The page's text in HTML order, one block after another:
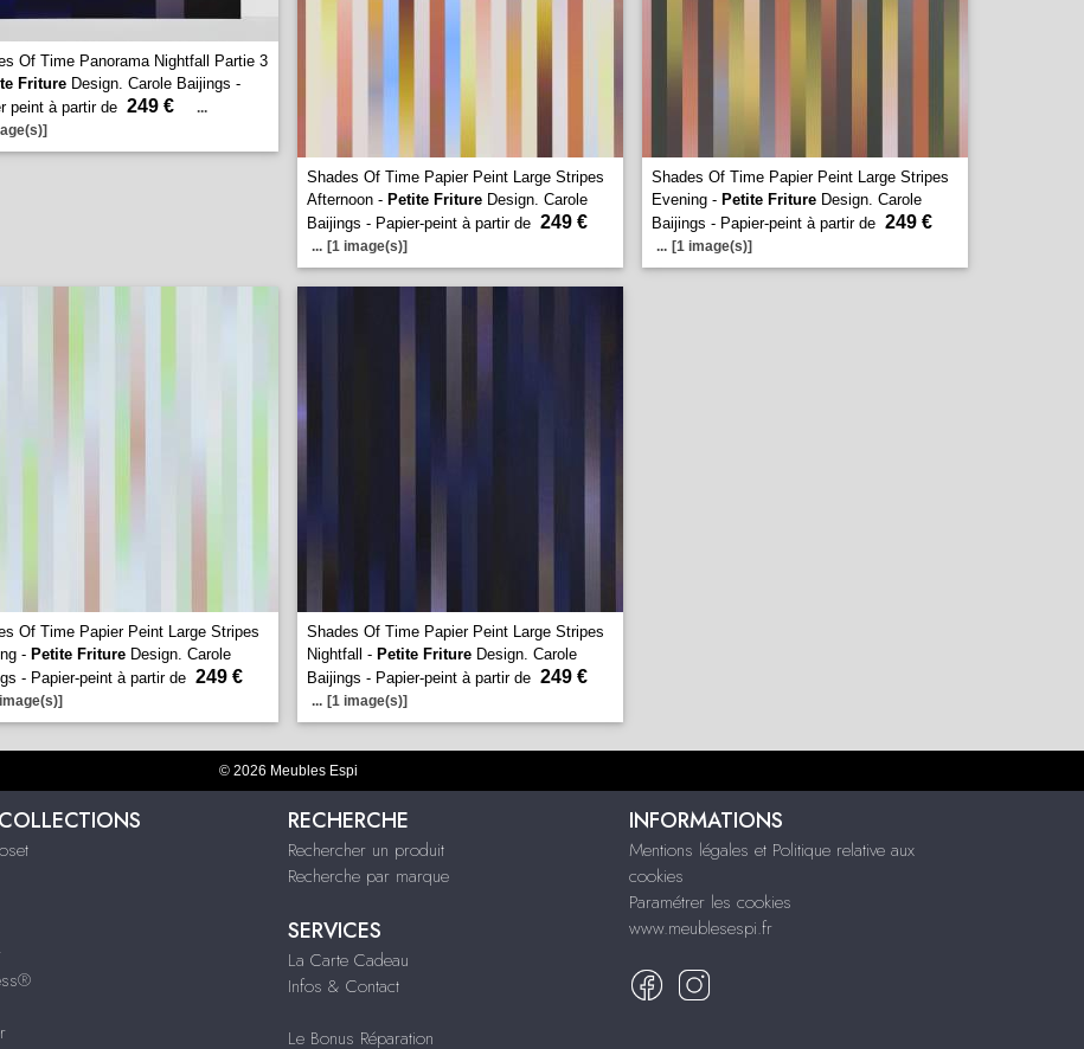
Of Time Panorama Nightfall Partie 3
Friture Design. Carole Baijings -
peint à partir de 249 €
...
Shades Of Time Papier Peint Large Stripes
Afternoon - Petite Friture Design. Carole
Baijings - Papier-peint à partir de 249 €
... [1 image(s)]
Shades Of Time Papier Peint Large Stripes
Evening - Petite Friture Design. Carole
Baijings - Papier-peint à partir de 249 €
... [1 image(s)]
Of Time Papier Peint Large Stripes
- Petite Friture Design. Carole
- Papier-peint à partir de 249 €
Shades Of Time Papier Peint Large Stripes
Nightfall - Petite Friture Design. Carole
Baijings - Papier-peint à partir de 249 €
... [1 image(s)]
© 2026 Meubles Espi
RECHERCHE
Rechercher un produit
Recherche par marque
SERVICES
La Carte Cadeau
Infos & Contact
Le Bonus Réparation
INFORMATIONS
Mentions légales et Politique relative aux
cookies
Paramétrer les cookies
www.meublesespi.fr